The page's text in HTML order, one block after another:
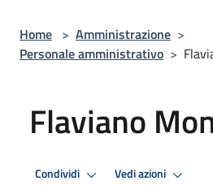
Home > Amministrazione >
Personale amministrativo >
Flaviano
Condividi Vedi azioni